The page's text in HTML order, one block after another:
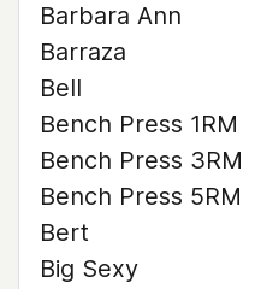
Barbara Ann
Barraza
Bell
Bench Press 1RM
Bench Press 3RM
Bench Press 5RM
Bert
Big Sexy